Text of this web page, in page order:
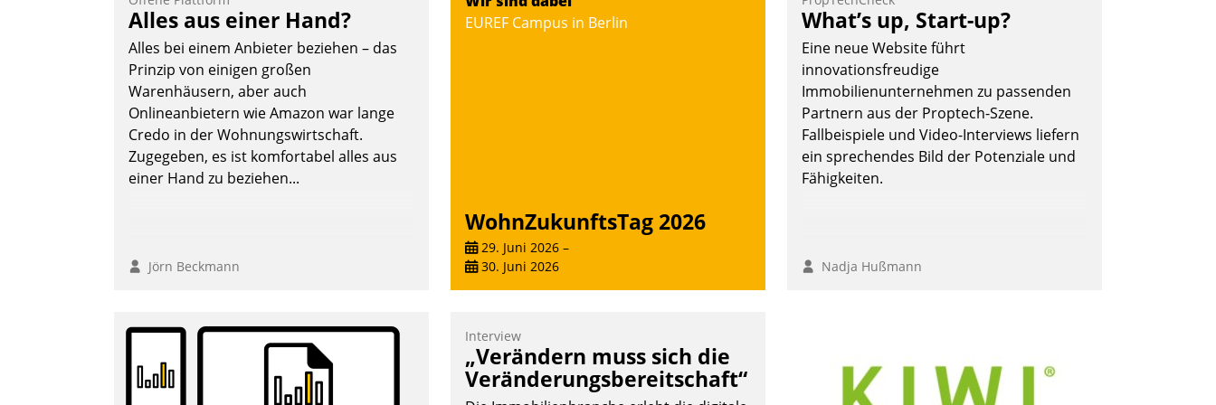
Vernetzungsideen fürs Quartier.
Dazwischen zeigte Datatrain, was es
Alles aus einer Hand?
Alles bei einem Anbieter beziehen – das
Prinzip von einigen großen
Warenhäusern, aber auch
Onlineanbietern wie Amazon war lange
Credo in der Wohnungswirtschaft.
Zugegeben, es ist komfortabel alles aus
einer Hand zu beziehen...
Jörn Beckmann
EUREF Campus in Berlin
WohnZukunftsTag 2026
29. Juni 2026 –
30. Juni 2026
What’s up, Start-up?
Eine neue Website führt
innovationsfreudige
Immobilienunternehmen zu passenden
Partnern aus der Proptech-Szene.
Fallbeispiele und Video-Interviews liefern
ein sprechendes Bild der Potenziale und
Fähigkeiten.
Nadja Hußmann
Interview
„Verändern muss sich die
Veränderungsbereitschaft“